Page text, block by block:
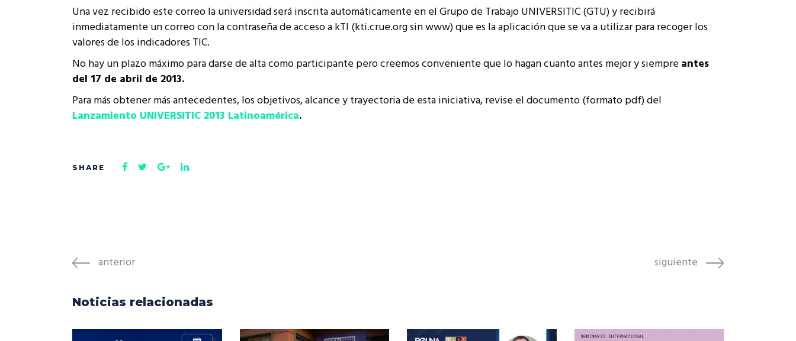
Una vez recibido este correo la universidad será inscrita automáticamente en el Grupo de Trabajo UNIVERSITIC (GTU) y recibirá
inmediatamente un correo con la contraseña de acceso a kTI (kti.crue.org sin www) que es la aplicación que se va a utilizar para recoger los
valores de los indicadores TIC.
No hay un plazo máximo para darse de alta como participante pero creemos conveniente que lo hagan cuanto antes mejor y siempreantes
del 17 de abril de 2013.
Para más obtener más antecedentes, los objetivos, alcance y trayectoria de esta iniciativa, revise el documento (formato pdf) del
Lanzamiento UNIVERSITIC 2013 Latinoamérica.
anterior siguiente
Noticias relacionadas